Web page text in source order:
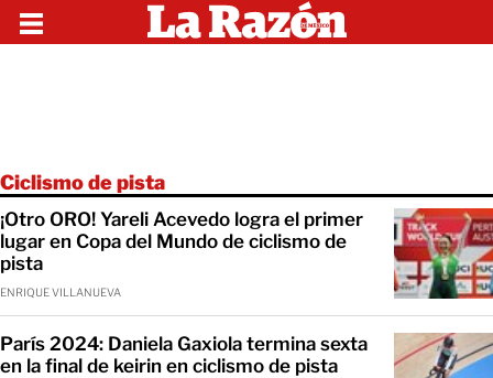
Ciclismo de pista
¡Otro ORO! Yareli Acevedo logra el primer
lugar en Copa del Mundo de ciclismo de
pista
ENRIQUE VILLANUEVA
París 2024: Daniela Gaxiola termina sexta
en la final de keirin en ciclismo de pista